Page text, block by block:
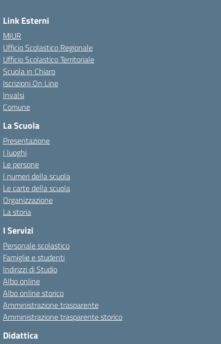
Link Esterni
MIUR
Ufficio Scolastico Regionale
Ufficio Scolastico Territoriale
Scuola in Chiaro
Iscrizioni On Line
Invalsi
Comune
La Scuola
Presentazione
I luoghi
Le persone
I numeri della scuola
Le carte della scuola
Organizzazione
La storia
I Servizi
Personale scolastico
Famiglie e studenti
Indirizzi di Studio
Albo online
Albo online storico
Amministrazione trasparente
Amministrazione trasparente storico
Didattica